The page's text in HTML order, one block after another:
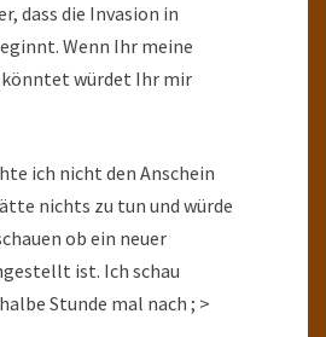
dass die Invasion in
Wenn Ihr meine
würdet Ihr mir
ich nicht den Anschein
nichts zu tun und würde
ob ein neuer
ist. Ich schau
Stunde mal nach ; >